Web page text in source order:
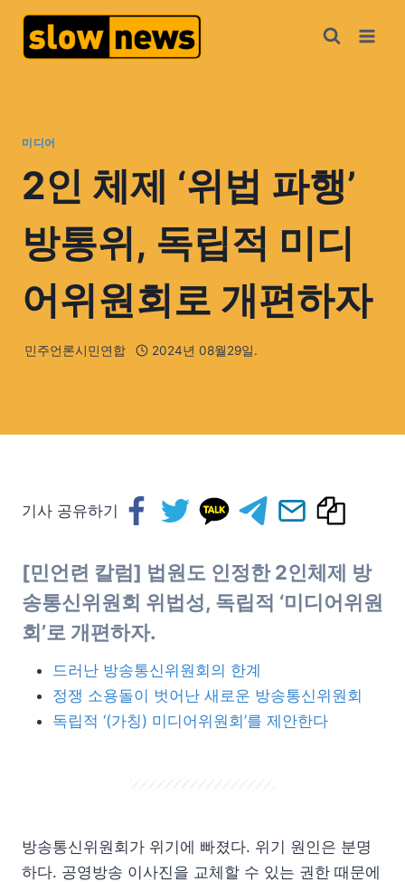
미디어
2인 체제 ‘위법 파행’
방통위, 독립적 미디
어위원회로 개편하자
민주언론시민연합 2024년 08월29일.
기사 공유하기
[민언련 칼럼] 법원도 인정한 2인체제 방
송통신위원회 위법성, 독립적 ‘미디어위원
회’로 개편하자.
드러난 방송통신위원회의 한계
정쟁 소용돌이 벗어난 새로운 방송통신위원회
독립적 ‘(가칭) 미디어위원회’를 제안한다
방송통신위원회가 위기에 빠졌다. 위기 원인은 분명
하다. 공영방송 이사진을 교체할 수 있는 권한 때문에